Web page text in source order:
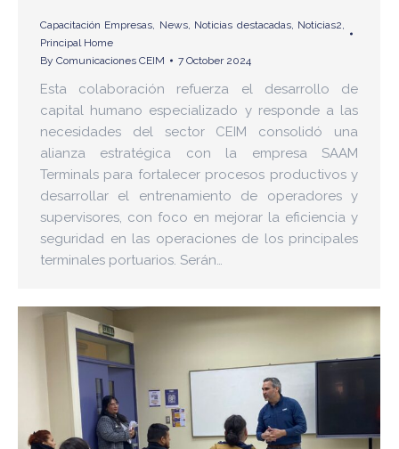
Capacitación Empresas, News, Noticias destacadas, Noticias2,
Principal Home
By Comunicaciones CEIM 7 October 2024
Esta colaboración refuerza el desarrollo de
capital humano especializado y responde a las
necesidades del sector CEIM consolidó una
alianza estratégica con la empresa SAAM
Terminals para fortalecer procesos productivos y
desarrollar el entrenamiento de operadores y
supervisores, con foco en mejorar la eficiencia y
seguridad en las operaciones de los principales
terminales portuarios. Serán…